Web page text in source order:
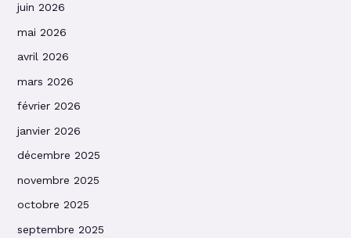
juin 2026
mai 2026
avril 2026
mars 2026
février 2026
janvier 2026
décembre 2025
novembre 2025
octobre 2025
septembre 2025